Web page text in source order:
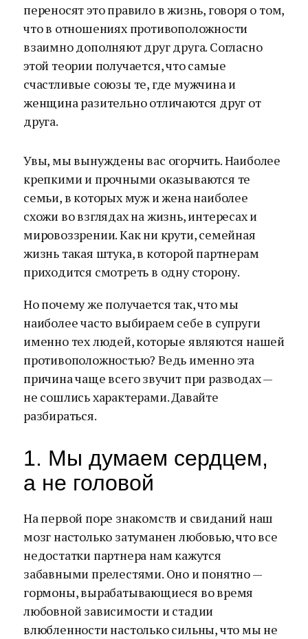
переносят это правило в жизнь, говоря о том,
что в отношениях противоположности
взаимно дополняют друг друга. Согласно
этой теории получается, что самые
счастливые союзы те, где мужчина и
женщина разительно отличаются друг от
друга.
Увы, мы вынуждены вас огорчить. Наиболее
крепкими и прочными оказываются те
семьи, в которых муж и жена наиболее
схожи во взглядах на жизнь, интересах и
мировоззрении. Как ни крути, семейная
жизнь такая штука, в которой партнерам
приходится смотреть в одну сторону.
Но почему же получается так, что мы
наиболее часто выбираем себе в супруги
именно тех людей, которые являются нашей
противоположностью? Ведь именно эта
причина чаще всего звучит при разводах —
не сошлись характерами. Давайте
разбираться.
1. Мы думаем сердцем,
а не головой
На первой поре знакомств и свиданий наш
мозг настолько затуманен любовью, что все
недостатки партнера нам кажутся
забавными прелестями. Оно и понятно —
гормоны, вырабатывающиеся во время
любовной зависимости и стадии
влюбленности настолько сильны, что мы не